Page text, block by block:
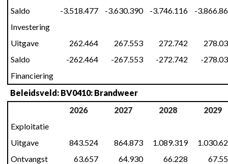
Saldo
-3.518.477 -3.630.390 -3.746.116
-
Investering
Uitgave
262.464 267.553 272.742
Saldo
-262.464 -267.553 -272.742
-
Financiering
Beleidsveld: BV0410: Brandweer
2026
2027 2028
2029
Exploitatie
Uitgave
843.524 864.873 1.089.319
Ontvangst
63.657 64.930 66.228